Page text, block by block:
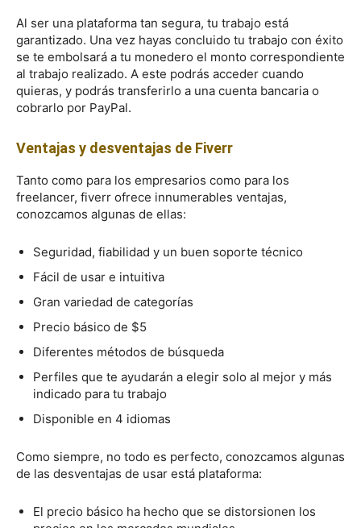
Al ser una plataforma tan segura, tu trabajo está
garantizado. Una vez hayas concluido tu trabajo con éxito
se te embolsará a tu monedero el monto correspondiente
al trabajo realizado. A este podrás acceder cuando
quieras, y podrás transferirlo a una cuenta bancaria o
cobrarlo por PayPal.
Ventajas y desventajas de Fiverr
Tanto como para los empresarios como para los
freelancer, fiverr ofrece innumerables ventajas,
conozcamos algunas de ellas:
Seguridad, fiabilidad y un buen soporte técnico
Fácil de usar e intuitiva
Gran variedad de categorías
Precio básico de $5
Diferentes métodos de búsqueda
Perfiles que te ayudarán a elegir solo al mejor y más
indicado para tu trabajo
Disponible en 4 idiomas
Como siempre, no todo es perfecto, conozcamos algunas
de las desventajas de usar está plataforma:
El precio básico ha hecho que se distorsionen los